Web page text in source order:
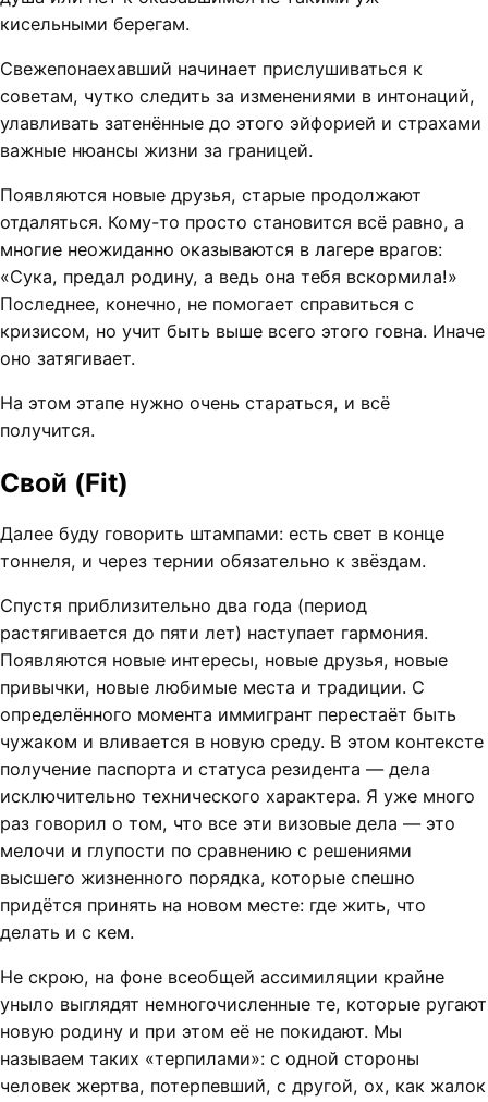
кисельными берегам.
Свежепонаехавший начинает прислушиваться к
советам, чутко следить за изменениями в интонаций,
улавливать затенённые до этого эйфорией и страхами
важные нюансы жизни за границей.
Появляются новые друзья, старые продолжают
отдаляться. Кому-то просто становится всё равно, а
многие неожиданно оказываются в лагере врагов:
«Сука, предал родину, а ведь она тебя вскормила!»
Последнее, конечно, не помогает справиться с
кризисом, но учит быть выше всего этого говна. Иначе
оно затягивает.
На этом этапе нужно очень стараться, и всё
получится.
Свой (Fit)
Далее буду говорить штампами: есть свет в конце
тоннеля, и через тернии обязательно к звёздам.
Спустя приблизительно два года (период
растягивается до пяти лет) наступает гармония.
Появляются новые интересы, новые друзья, новые
привычки, новые любимые места и традиции. С
определённого момента иммигрант перестаёт быть
чужаком и вливается в новую среду. В этом контексте
получение паспорта и статуса резидента — дела
исключительно технического характера. Я уже много
раз говорил о том, что все эти визовые дела — это
мелочи и глупости по сравнению с решениями
высшего жизненного порядка, которые спешно
придётся принять на новом месте: где жить, что
делать и с кем.
Не скрою, на фоне всеобщей ассимиляции крайне
уныло выглядят немногочисленные те, которые ругают
новую родину и при этом её не покидают. Мы
называем таких «терпилами»: с одной стороны
человек жертва, потерпевший, с другой, ох, как жалок